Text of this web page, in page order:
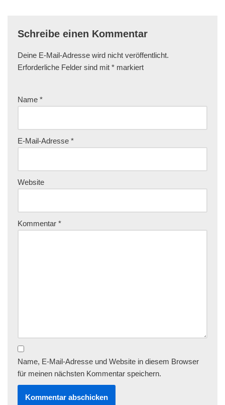
Schreibe einen Kommentar
Deine E-Mail-Adresse wird nicht veröffentlicht.
Erforderliche Felder sind mit * markiert
Name *
E-Mail-Adresse *
Website
Kommentar *
Name, E-Mail-Adresse und Website in diesem Browser
für meinen nächsten Kommentar speichern.